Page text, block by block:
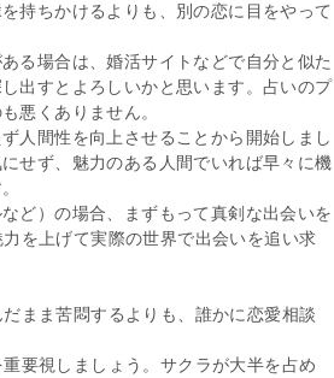
持ちかけるよりも、別の恋に目をやって
る場合は、婚活サイトなどで自分と似た
出すとよろしいかと思います。占いのプ
悪くありません。
人間性を向上させることから開始しまし
せず、魅力のある人間でいれば早々に機
ど）の場合、まずもって真剣な出会いを
を上げて実際の世界で出会いを追い求
まま苦悶するよりも、誰かに恋愛相談
要視しましょう。サクラが大半を占め